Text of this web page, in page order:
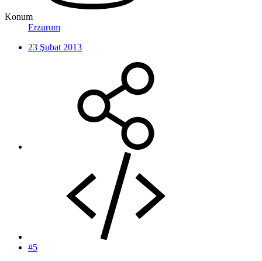
Konum
Erzurum
23 Şubat 2013
#5